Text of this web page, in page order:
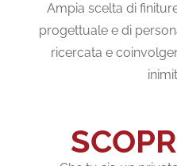
Ampia scelta di
progettuale e di
ricercata e